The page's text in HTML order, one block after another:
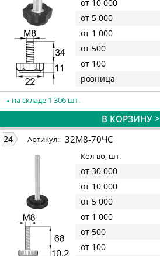
от 10 000
от 5 000
от 1 000
от 500
от 100
розница
на складе 1 306 шт.
В КОРЗИНУ >
24 Артикул: 32М8-70ЧС
Кол-во, шт.
от 30 000
от 10 000
от 5 000
от 1 000
от 500
от 100